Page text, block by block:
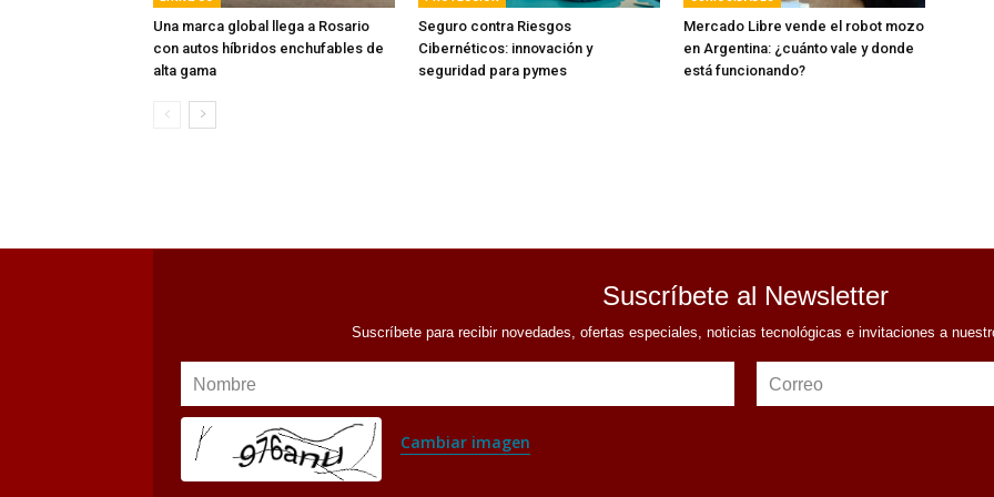
Una marca global llega a Rosario
con autos híbridos enchufables de
alta gama
Seguro contra Riesgos
Cibernéticos: innovación y
seguridad para pymes
Mercado Libre vende el robot mozo
en Argentina: ¿cuánto vale y donde
está funcionando?
Suscríbete al Newsletter
Suscríbete para recibir novedades, ofertas especiales, noticias tecnológicas e invitaciones a
Nombre Correo
Cambiar imagen